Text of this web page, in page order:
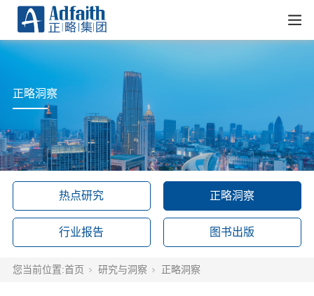
正略洞察
热点研究 正略洞察
行业报告 图书出版
您当前位置:首页 研究与洞察 正略洞察